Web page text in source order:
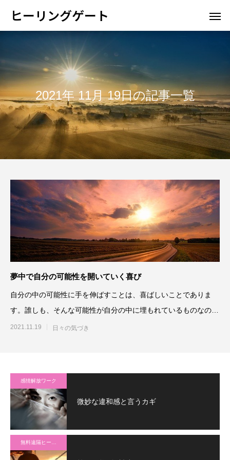
ヒーリングゲート
2021年 11月 19日の記事一覧
夢中で自分の可能性を開いていく喜び
自分の中の可能性に手を伸ばすことは、喜ばしいことでありま
す。誰しも、そんな可能性が自分の中に埋もれているものなのか
もしれません。それに手を伸
2021.11.19 日々の気づき
感情解放ワーク
微妙な違和感と言うカギ